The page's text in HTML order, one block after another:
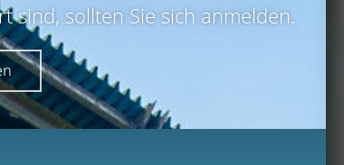
sind, sollten Sie sich anmelden.